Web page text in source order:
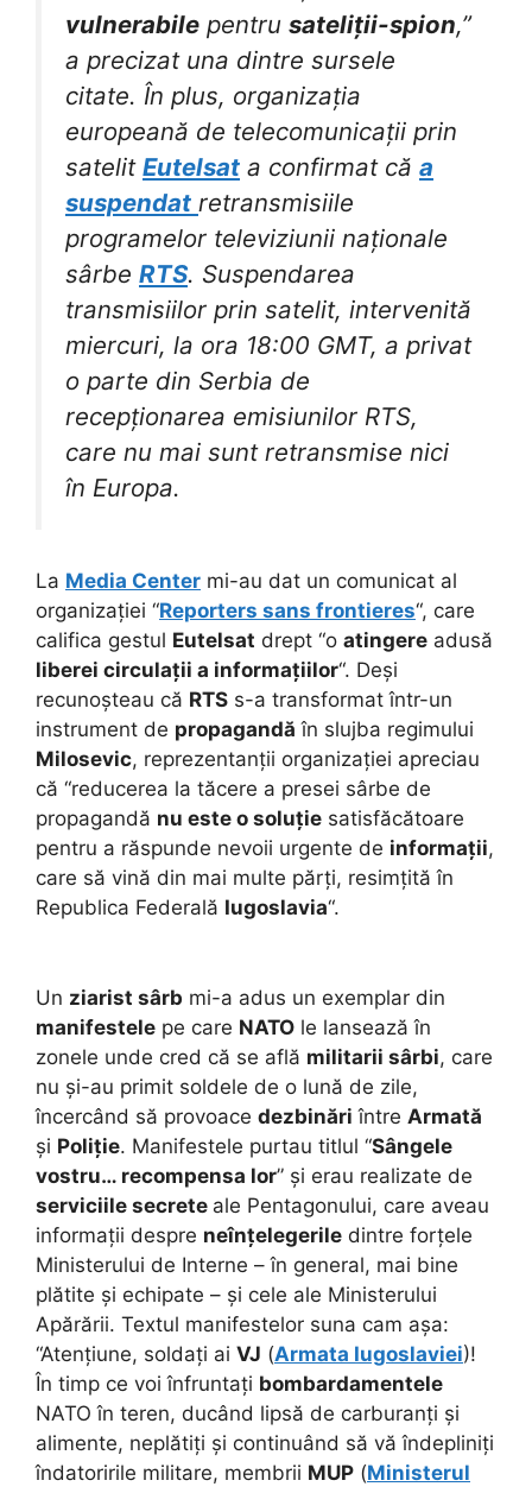
vulnerabile pentru sateliții-spion,”
a precizat una dintre sursele
citate. În plus, organizația
europeană de telecomunicații prin
satelit Eutelsat a confirmat că a
suspendat retransmisiile
programelor televiziunii naționale
sârbe RTS. Suspendarea
transmisiilor prin satelit, intervenită
miercuri, la ora 18:00 GMT, a privat
o parte din Serbia de
recepționarea emisiunilor RTS,
care nu mai sunt retransmise nici
în Europa.
La Media Center mi-au dat un comunicat al
organizației “Reporters sans frontieres“, care
califica gestul Eutelsat drept “o atingere adusă
liberei circulații a informațiilor“. Deși
recunoșteau că RTS s-a transformat într-un
instrument de propagandă în slujba regimului
Milosevic, reprezentanții organizației apreciau
că “reducerea la tăcere a presei sârbe de
propagandă nu este o soluție satisfăcătoare
pentru a răspunde nevoii urgente de informații,
care să vină din mai multe părți, resimțită în
Republica Federală Iugoslavia“.
Un ziarist sârb mi-a adus un exemplar din
manifestele pe care NATO le lansează în
zonele unde cred că se află militarii sârbi, care
nu și-au primit soldele de o lună de zile,
încercând să provoace dezbinări între Armată
și Poliție. Manifestele purtau titlul “Sângele
vostru… recompensa lor” și erau realizate de
serviciile secrete ale Pentagonului, care aveau
informații despre neînțelegerile dintre forțele
Ministerului de Interne – în general, mai bine
plătite și echipate – și cele ale Ministerului
Apărării. Textul manifestelor suna cam așa:
“Atențiune, soldați ai VJ (Armata Iugoslaviei)!
În timp ce voi înfruntați bombardamentele
NATO în teren, ducând lipsă de carburanți și
alimente, neplătiți și continuând să vă îndepliniți
îndatoririle militare, membrii MUP (Ministerul